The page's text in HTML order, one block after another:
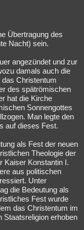
Übertragung des
Nacht) sein.
angezündet und zur
damals auch die
Christentum
des spätrömischen
hat die Kirche
Sonnengottes
Man legte den
auf dieses Fest.
als Fest der neuen
Theologie der
Kaiser Konstantin I.
aus politischen
Unter
die Bedeutung als
Fest wurde
das Christentum im
Staatsreligion erhoben